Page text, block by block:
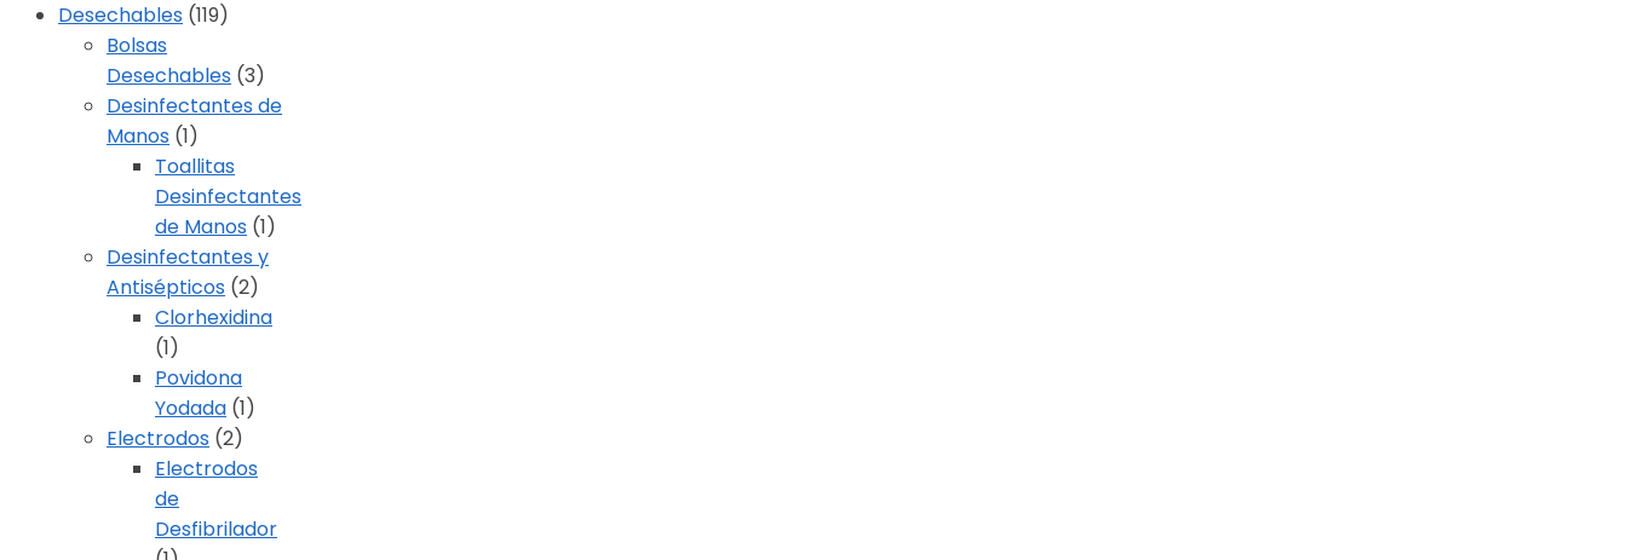
Desechables (119)
Bolsas
Desechables (3)
Desinfectantes de
Manos (1)
Toallitas
Desinfectantes
de Manos (1)
Desinfectantes y
Antisépticos (2)
Clorhexidina
(1)
Povidona
Yodada (1)
Electrodos (2)
Electrodos
de
Desfibrilador